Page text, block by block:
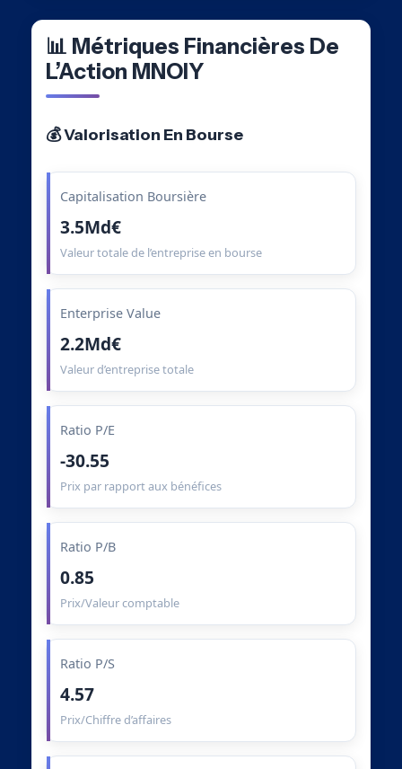
📊 Métriques Financières De
L’Action MNOIY
💰 Valorisation En Bourse
Capitalisation Boursière
3.5Md€
Valeur totale de l’entreprise en bourse
Enterprise Value
2.2Md€
Valeur d’entreprise totale
Ratio P/E
-30.55
Prix par rapport aux bénéfices
Ratio P/B
0.85
Prix/Valeur comptable
Ratio P/S
4.57
Prix/Chiffre d’affaires